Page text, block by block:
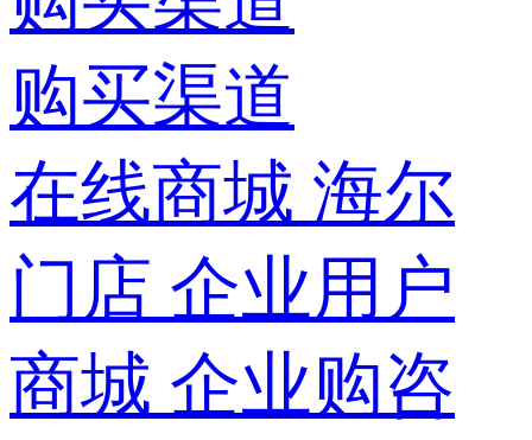
购买渠道
在线商城 海尔
门店 企业用户
商城 企业购咨